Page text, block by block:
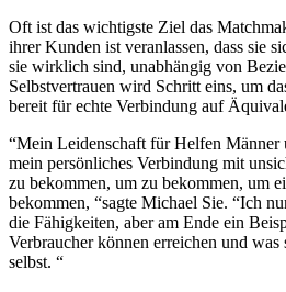
Oft ist das wichtigste Ziel das
ihrer Kunden ist veranlassen, dass sie
sie wirklich sind, unabhängig von
Selbstvertrauen wird Schritt eins, um
bereit für echte Verbindung auf
“Mein Leidenschaft für Helfen Männer
mein persönliches Verbindung mit
zu bekommen, um zu bekommen, um
bekommen, “sagte Michael Sie. “Ich
die Fähigkeiten, aber am Ende ein
Verbraucher können erreichen und was
selbst. “